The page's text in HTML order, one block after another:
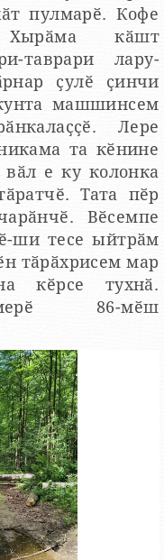
пулмарӗ. Кофе
Хырӑма кӑшт
таврари лару-
ҫулӗ ҫинчи
машшинсем
Лере
та кӗнине
е ку колонка
Тата пӗр
Вӗсемпе
ши тесе ыйтрӑм
тӑрӑхрисем мар
кӗрсе тухнӑ.
86-мӗш